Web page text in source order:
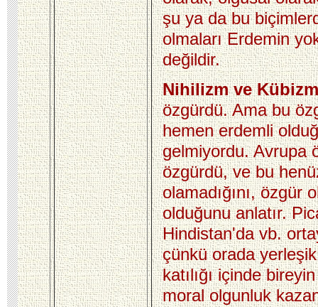
şu ya da bu
olmaları Erdemin
değildir.
Nihilizm ve
özgürdü. Ama bu
hemen erdemli
gelmiyordu. Avrupa
özgürdü, ve bu
olamadığını, özgür
olduğunu anlatır.
Hindistan'da vb.
çünkü orada
katılığı içinde
moral olgunluk